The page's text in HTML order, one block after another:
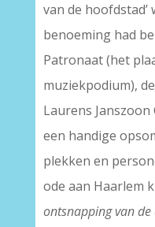
van de hoofdstad’
benoeming had
Patronaat (het
muziekpodium),
Laurens
een handige
plekken en
ode aan Haarlem
ontsnapping van